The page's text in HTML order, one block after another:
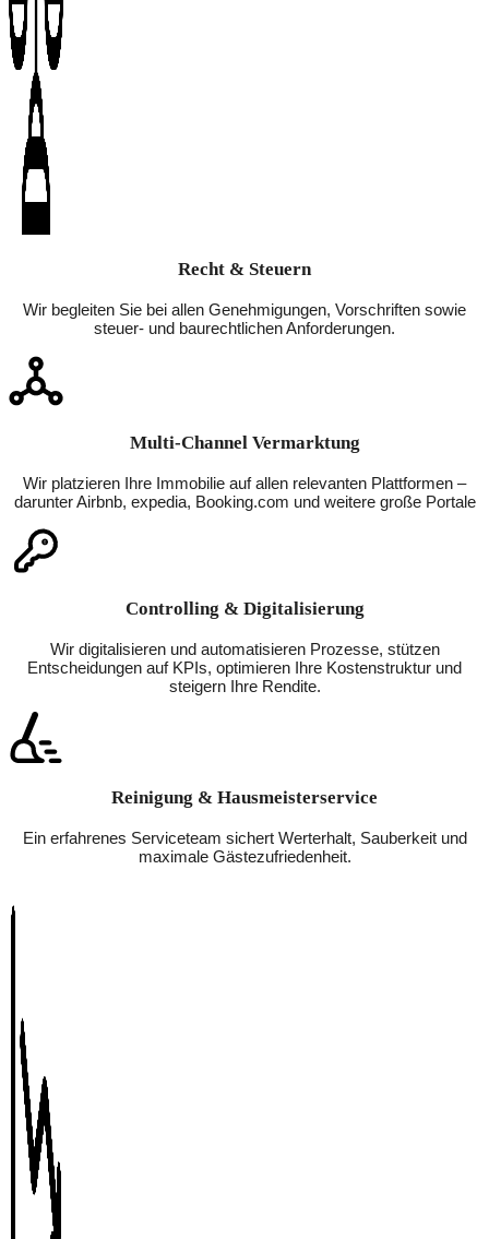
Recht & Steuern
Wir begleiten Sie bei allen Genehmigungen, Vorschriften sowie
steuer- und baurechtlichen Anforderungen.
Multi-Channel Vermarktung
Wir platzieren Ihre Immobilie auf allen relevanten Plattformen –
darunter Airbnb, expedia, Booking.com und weitere große Portale
Controlling & Digitalisierung
Wir digitalisieren und automatisieren Prozesse, stützen
Entscheidungen auf KPIs, optimieren Ihre Kostenstruktur und
steigern Ihre Rendite.
Reinigung & Hausmeisterservice
Ein erfahrenes Serviceteam sichert Werterhalt, Sauberkeit und
maximale Gästezufriedenheit.